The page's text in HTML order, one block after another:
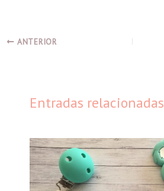
ANTERIOR
Entradas relacionadas